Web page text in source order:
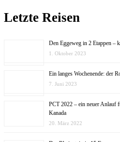
Letzte Reisen
Den Eggeweg in 2 Etappen –
1. Oktober 2023
Ein langes Wochenende: der
7. Juni 2023
PCT 2022 – ein neuer Anlauf
Kanada
20. März 2022